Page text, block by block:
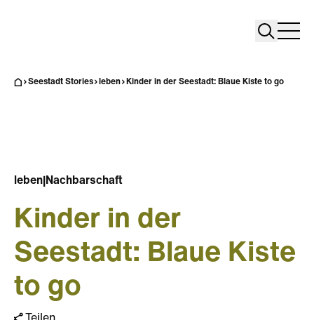
Search
Seestadt Stories leben Kinder in der Seestadt: Blaue Kiste to go
leben Nachbarschaft
Kinder in der
Seestadt: Blaue Kiste
to go